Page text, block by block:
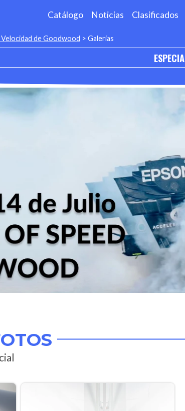
Catálogo Noticias Clasificados
Velocidad de Goodwood > Galerias